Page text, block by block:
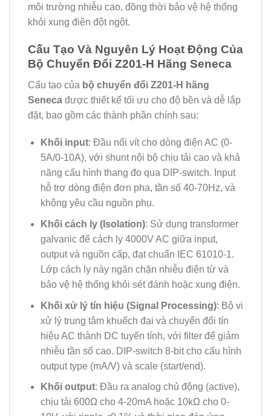
môi trường nhiễu cao, đồng thời bảo vệ hệ thống
khỏi xung điện đột ngột.
Cấu Tạo Và Nguyên Lý Hoạt Động Của
Bộ Chuyển Đổi Z201-H Hãng Seneca
Cấu tạo của bộ chuyển đổi Z201-H hãng
Seneca được thiết kế tối ưu cho độ bền và dễ lắp
đặt, bao gồm các thành phần chính sau:
Khối input: Đầu nối vít cho dòng điện AC (0-
5A/0-10A), với shunt nội bộ chịu tải cao và khả
năng cấu hình thang đo qua DIP-switch. Input
hỗ trợ dòng điện đơn pha, tần số 40-70Hz, và
không yêu cầu nguồn phụ.
Khối cách ly (Isolation): Sử dụng transformer
galvanic để cách ly 4000V AC giữa input,
output và nguồn cấp, đạt chuẩn IEC 61010-1.
Lớp cách ly này ngăn chặn nhiễu điện từ và
bảo vệ hệ thống khỏi sét đánh hoặc xung điện.
Khối xử lý tín hiệu (Signal Processing): Bộ vi
xử lý trung tâm khuếch đại và chuyển đổi tín
hiệu AC thành DC tuyến tính, với filter để giảm
nhiễu tần số cao. DIP-switch 8-bit cho cấu hình
output type (mA/V) và scale (start/end).
Khối output: Đầu ra analog chủ động (active),
chịu tải 600Ω cho 4-20mA hoặc 10kΩ cho 0-